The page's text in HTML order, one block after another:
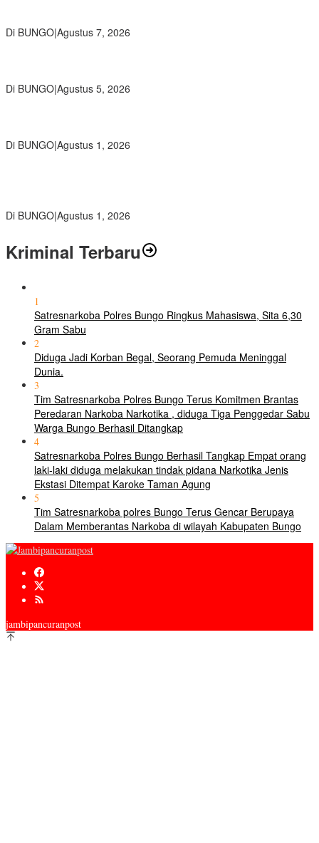
Di BUNGO|Agustus 7, 2026
Di BUNGO|Agustus 5, 2026
Di BUNGO|Agustus 1, 2026
Di BUNGO|Agustus 1, 2026
Kriminal Terbaru
1
Satresnarkoba Polres Bungo Ringkus Mahasiswa, Sita 6,30
Gram Sabu
2
Diduga Jadi Korban Begal, Seorang Pemuda Meninggal
Dunia.
3
Tim Satresnarkoba Polres Bungo Terus Komitmen Brantas
Peredaran Narkoba Narkotika , diduga Tiga Penggedar Sabu
Warga Bungo Berhasil Ditangkap
4
Satresnarkoba Polres Bungo Berhasil Tangkap Empat orang
laki-laki diduga melakukan tindak pidana Narkotika Jenis
Ekstasi Ditempat Karoke Taman Agung
5
Tim Satresnarkoba polres Bungo Terus Gencar Berupaya
Dalam Memberantas Narkoba di wilayah Kabupaten Bungo
jambipancuranpost